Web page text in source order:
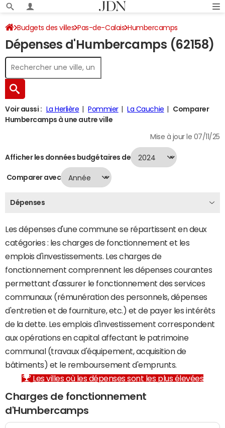
Budgets des villes Pas-de-Calais Humbercamps
Dépenses 2024
Dépenses d'Humbercamps (62158)
Voir aussi : La Herlière Pommier La Cauchie
Comparer
Humbercamps à une autre ville
Mise à jour le 07/11/25
Afficher les données budgétaires de
Comparer avec
Dépenses
Les dépenses d'une commune se répartissent en deux
catégories : les charges de fonctionnement et les
emplois d'investissements. Les charges de
fonctionnement comprennent les dépenses courantes
permettant d'assurer le fonctionnement des services
communaux (rémunération des personnels, dépenses
d'entretien et de fourniture, etc.) et de payer les intérêts
de la dette. Les emplois d'investissement correspondent
aux opérations en capital affectant le patrimoine
communal (travaux d'équipement, acquisition de
bâtiments) et le remboursement d'emprunts.
Les villes où les dépenses sont les plus élevées
Charges de fonctionnement
d'Humbercamps